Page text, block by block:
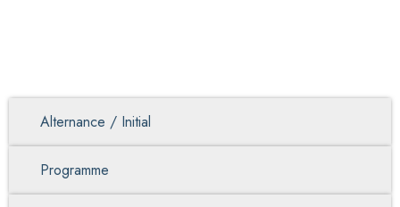
Alternance / Initial
Programme